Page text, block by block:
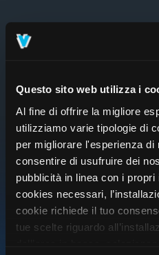
Questo sito web utilizza i
Al fine di offrire la migliore
utilizziamo varie tipologie di
per migliorare l'esperienza di
consentire di usufruire dei
pubblicità in linea con i
cookies necessari,
cookie richiede il tuo
tue scelte riguardo
ISCRIVITI